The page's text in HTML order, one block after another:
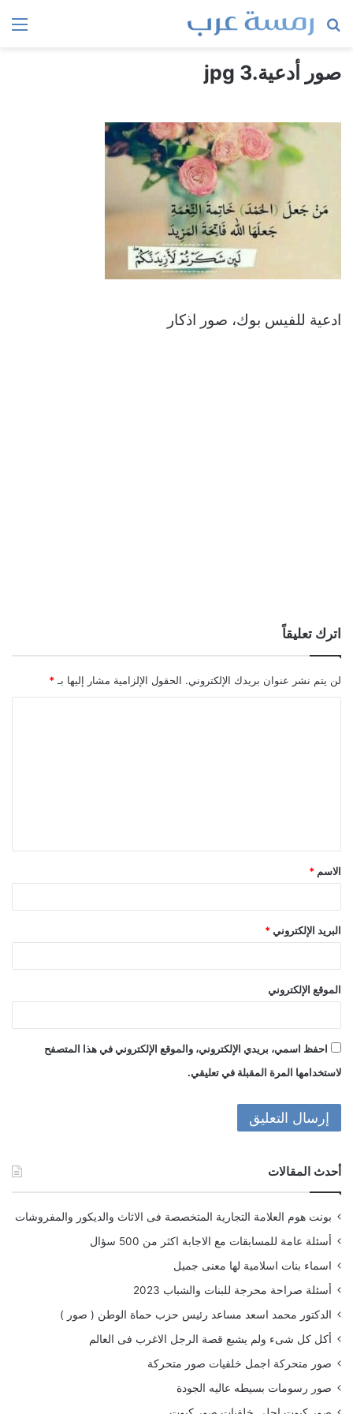
بحث
صور أدعية.jpg 3
ادعية للفيس بوك، صور اذكار
اترك تعليقاً
لن يتم نشر عنوان بريدك الإلكتروني. الحقول الإلزامية مشار إليها بـ *
ق
*
الاسم *
البريد الإلكتروني *
الموقع الإلكتروني
احفظ اسمي، بريدي الإلكتروني، والموقع الإلكتروني في هذا المتصفح
لاستخدامها المرة المقبلة في تعليقي.
أحدث المقالات
بونت هوم العلامة التجارية المتخصصة فى الاثاث والديكور والمفروشات
أسئلة عامة للمسابقات مع الاجابة اكثر من 500 سؤال
اسماء بنات اسلامية لها معنى جميل
أسئلة صراحة محرجة للبنات والشباب 2023
الدكتور محمد اسعد مساعد رئيس حزب حماة الوطن ( صور )
أكل كل شىء ولم يشبع قصة الرجل الاغرب فى العالم
صور متحركة اجمل خلفيات صور متحركة
صور رسومات بسيطه عاليه الجودة